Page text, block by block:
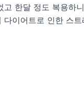
고 한달 정도 복용하
다이어트로 인한 스